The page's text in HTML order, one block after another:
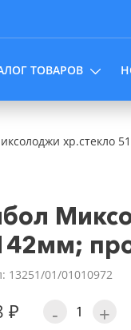
ТОВАРОВ
хр.стекло
13251/01/01010972
₽ - +